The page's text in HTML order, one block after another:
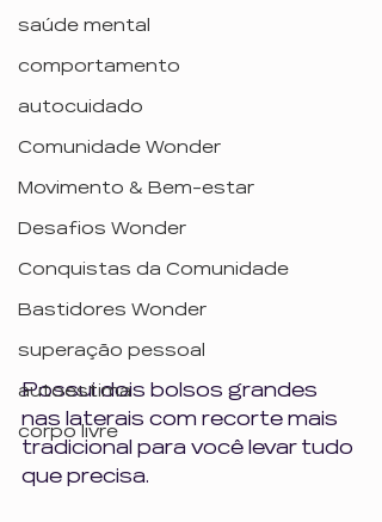
saúde mental
comportamento
autocuidado
Comunidade Wonder
Movimento & Bem-estar
Desafios Wonder
Conquistas da Comunidade
Bastidores Wonder
superação pessoal
autoestima
corpo livre
Possui dois bolsos grandes
nas laterais com recorte mais
tradicional para você levar tudo
que precisa.